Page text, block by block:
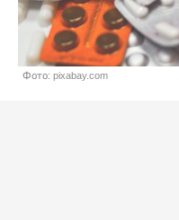
Фото: pixabay.com